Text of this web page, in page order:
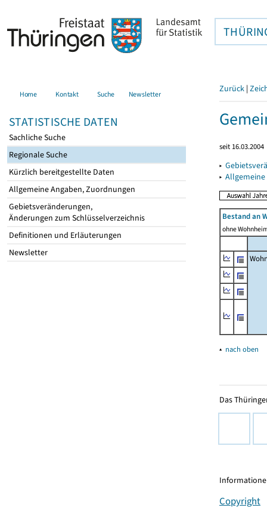
Home Kontakt Suche Newsletter
STATISTISCHE DATEN
Sachliche Suche
Regionale Suche
Kürzlich bereitgestellte Daten
Allgemeine Angaben, Zuordnungen
Gebietsveränderungen,
Änderungen zum Schlüsselverzeichnis
Definitionen und Erläuterungen
Newsletter
Zurück |
seit 16.03.2004
▸
▸
Bestand an
ohne
▴ nach oben
Das
Copyright